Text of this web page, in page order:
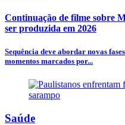
Continuação de filme sobre
ser produzida em 2026
Sequência deve abordar novas
momentos marcados por...
Saúde